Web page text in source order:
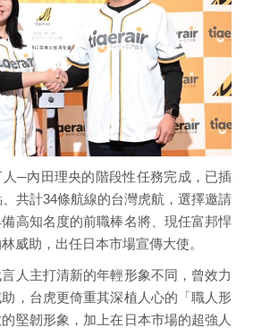
人─內田理央的階段性任務完成，已插
共計34條航線的台灣虎航，選擇邀請
高知名度的前職棒名將、現任富邦悍
威助，出任日本市場宣傳大使。
人主打清新的年輕形象不同，曾效力
，台虎更倚重其深植人心的「職人形
堅韌形象，加上在日本市場的超強人